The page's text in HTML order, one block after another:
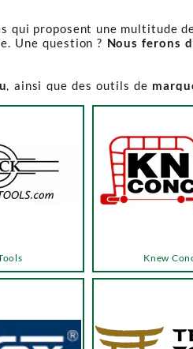
qui proposent une multitude
Une question ? Nous ferons
, ainsi que des outils de
alors n’hésitez pas à nous
ou les boutons dédiés, qui
Knew